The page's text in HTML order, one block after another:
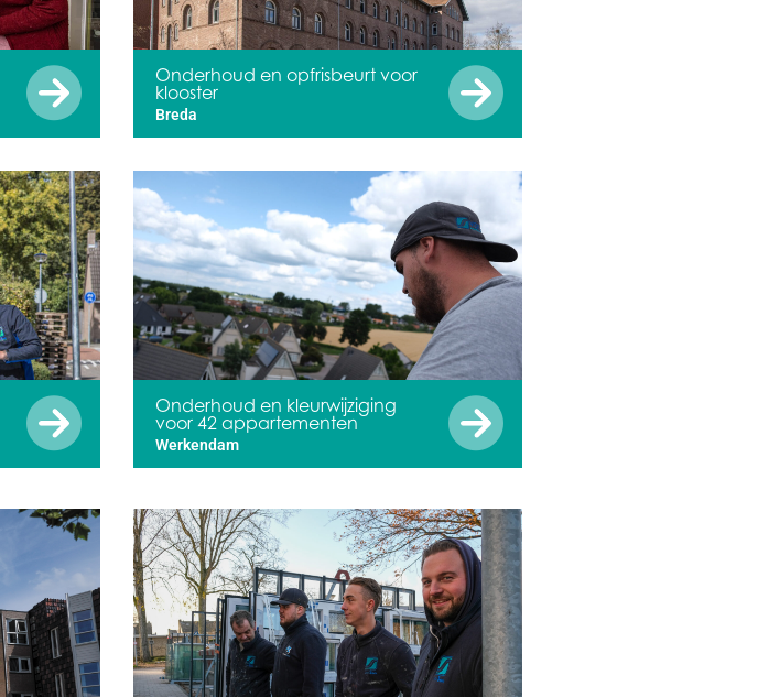
Onderhoud en opfrisbeurt voor
klooster
Breda
Onderhoud en kleurwijziging
voor 42 appartementen
Werkendam